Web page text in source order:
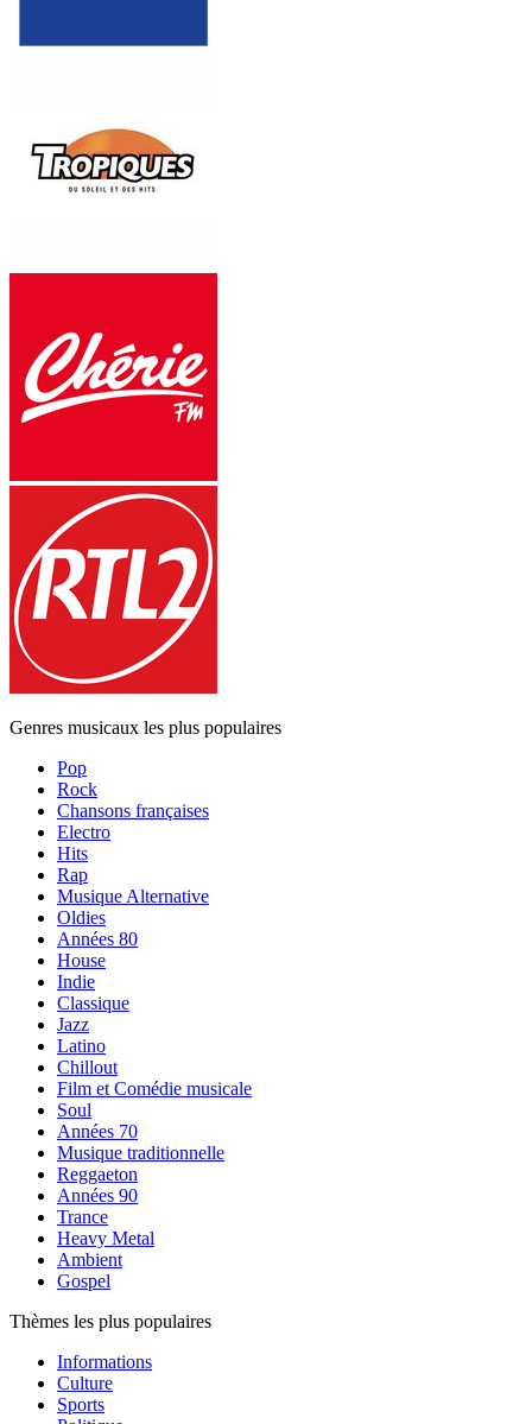
Genres musicaux les plus populaires
Pop
Rock
Chansons françaises
Electro
Hits
Rap
Musique Alternative
Oldies
Années 80
House
Indie
Classique
Jazz
Latino
Chillout
Film et Comédie musicale
Soul
Années 70
Musique traditionnelle
Reggaeton
Années 90
Trance
Heavy Metal
Ambient
Gospel
Thèmes les plus populaires
Informations
Culture
Sports